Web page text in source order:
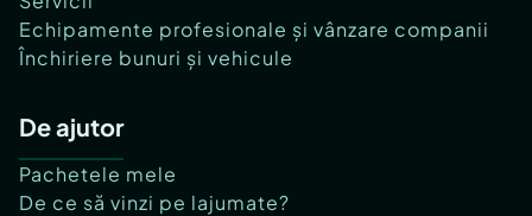
Echipamente profesionale și vânzare companii
Închiriere bunuri și vehicule
De ajutor
Pachetele mele
De ce să vinzi pe lajumate?